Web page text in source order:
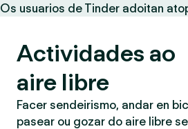
Os usuarios de Tinder adoitan
Actividades ao
aire libre
Facer sendeirismo, andar en
pasear ou gozar do aire libre